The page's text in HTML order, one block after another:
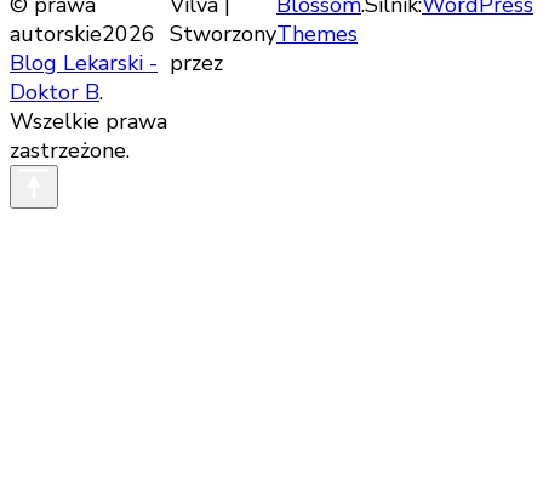
autorskie2026
Blog Lekarski -
Doktor B.
Wszelkie prawa
zastrzeżone.
Stworzony
przez
Themes